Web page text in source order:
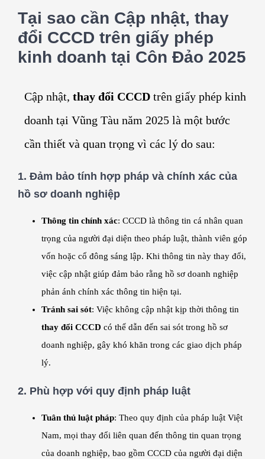
Tại sao cần Cập nhật, thay
đổi CCCD trên giấy phép
kinh doanh tại Côn Đảo 2025
Cập nhật, thay đổi CCCD trên giấy phép kinh
doanh tại Vũng Tàu năm 2025 là một bước
cần thiết và quan trọng vì các lý do sau:
1. Đảm bảo tính hợp pháp và chính xác của
hồ sơ doanh nghiệp
Thông tin chính xác: CCCD là thông tin cá nhân quan
trọng của người đại diện theo pháp luật, thành viên góp
vốn hoặc cổ đông sáng lập. Khi thông tin này thay đổi,
việc cập nhật giúp đảm bảo rằng hồ sơ doanh nghiệp
phản ánh chính xác thông tin hiện tại.
Tránh sai sót: Việc không cập nhật kịp thời thông tin
thay đổi CCCD có thể dẫn đến sai sót trong hồ sơ
doanh nghiệp, gây khó khăn trong các giao dịch pháp
lý.
2. Phù hợp với quy định pháp luật
Tuân thủ luật pháp: Theo quy định của pháp luật Việt
Nam, mọi thay đổi liên quan đến thông tin quan trọng
của doanh nghiệp, bao gồm CCCD của người đại diện